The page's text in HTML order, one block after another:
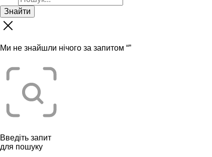
Знайти
Ми не знайшли нічого за запитом “”
Введіть запит
для пошуку